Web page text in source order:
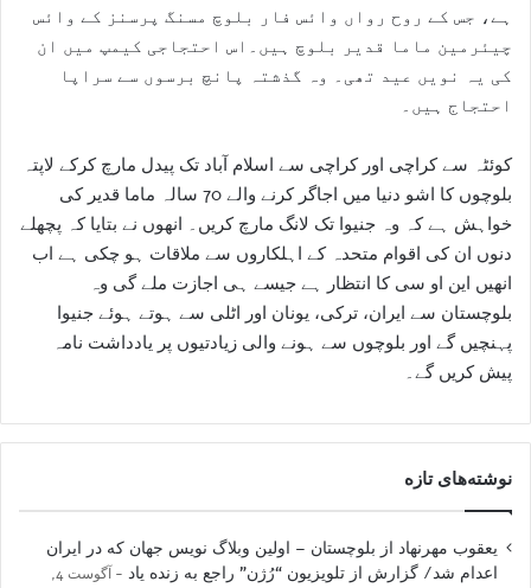
ہے، جس کے روح رواں وائس فار بلوچ مسنگ پرسنز کے وائس
چیئرمین ماما قدیر بلوچ ہیں۔اس احتجاجی کیمپ میں ان
کی یہ نویں عید تھی۔ وہ گذشتہ پانچ برسوں سے سراپا
احتجاج ہیں۔
کوئٹہ سے کراچی اور کراچی سے اسلام آباد تک پیدل مارچ کرکے لاپتہ
بلوچوں کا اشو دنیا میں اجاگر کرنے والے 70 سالہ ماما قدیر کی
خواہش ہے کہ وہ جنیوا تک لانگ مارچ کریں۔ انھوں نے بتایا کہ پچھلے
دنوں ان کی اقوام متحدہ کے اہلکاروں سے ملاقات ہو چکی ہے اب
انھیں این او سی کا انتظار ہے جیسے ہی اجازت ملے گی وہ
بلوچستان سے ایران، ترکی، یونان اور اٹلی سے ہوتے ہوئے جنیوا
پہنچیں گے اور بلوچوں سے ہونے والی زیادتیوں پر یادداشت نامہ
پیش کریں گے۔
نوشته‌های تازه
یعقوب مهرنهاد از بلوچستان – اولین وبلاگ نویس جهان که در ایران
اعدام شد/ گزارش از تلویزیون “رُژن” راجع به زنده یاد
آگوست 4,